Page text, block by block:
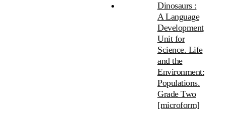
Dinosaurs :
A Language
Development
Unit for
Science. Life
and the
Environment:
Populations.
Grade Two
[microform]